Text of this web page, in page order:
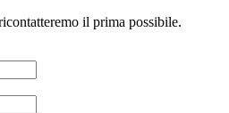
il prima possibile.